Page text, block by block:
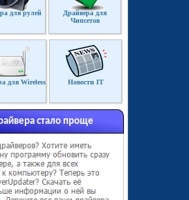
для рулей
Драйвера для
Чипсетов
для Wireless Новости IT
стало проще